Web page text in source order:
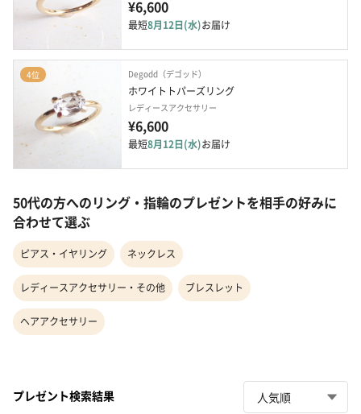
¥6,600
最短8月12日(水)お届け
4位 Degodd（デゴッド）
ホワイトトパーズリング
レディースアクセサリー
¥6,600
最短8月12日(水)お届け
50代の方へのリング・指輪のプレゼントを相手の好みに
合わせて選ぶ
ピアス・イヤリング ネックレス
レディースアクセサリー・その他 ブレスレット
ヘアアクセサリー
プレゼント検索結果